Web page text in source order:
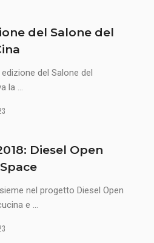
del Salone del
del Salone del
la ...
Diesel Open
nel progetto Diesel Open
e ...